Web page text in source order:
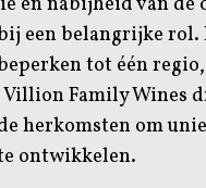
een belangrijke rol.
tot één regio,
Family Wines
herkomsten om
ontwikkelen.